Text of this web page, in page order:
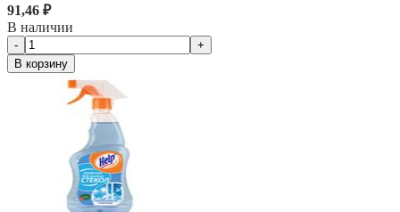
91,46 ₽
В наличии
-
+
В корзину